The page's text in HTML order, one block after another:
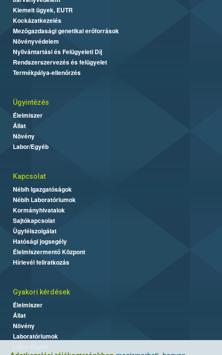
Kiemelt ügyek, EUTR
Kockázatkezelés
Mezőgazdasági genetikai erőforrások
Növényvédelem
Nyilvántartási és Felügyeleti Díj
Rendszerszervezés és felügyelet
Termékpálya-ellenőrzés
Ügyintézés
Élelmiszer
Állat
Növény
Labor/Egyéb
Kapcsolat
Nébih Igazgatóságok
Nébih Laboratóriumok
Kormányhivatalok
Sajtókapcsolat
Ügyfélszolgálat
Hatósági jogsegély
Élelmiszermentő Központ
Hírlevél feliratkozás
Gyakori kérdések
Élelmiszer
Állat
Növény
Laboratóriumok